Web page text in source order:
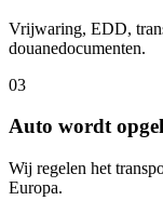
Vrijwaring, EDD,
douanedocumenten.
03
Auto wordt
Wij regelen het
Europa.